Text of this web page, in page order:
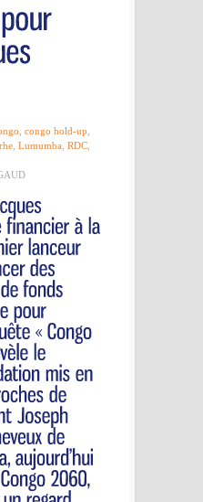
congo hold-up
Lumumba RDC